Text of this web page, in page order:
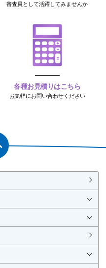
審査員として活躍してみませんか
各種お見積りはこちら
お気軽にお問い合わせください